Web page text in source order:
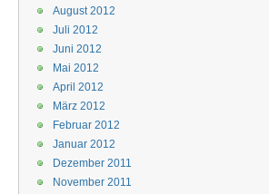
August 2012
Juli 2012
Juni 2012
Mai 2012
April 2012
März 2012
Februar 2012
Januar 2012
Dezember 2011
November 2011